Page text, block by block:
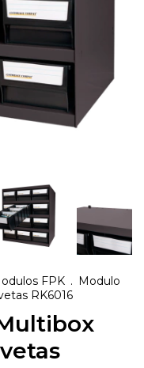
FPK . Modulo
RK6016